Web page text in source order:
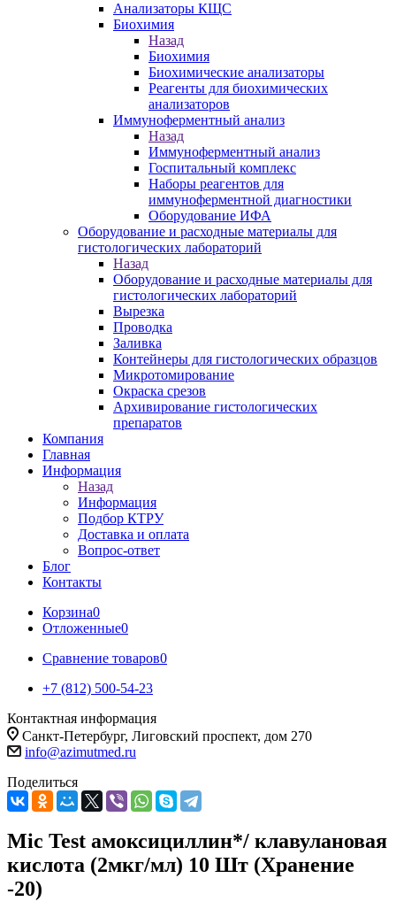
Анализаторы КЩС
Биохимия
Назад
Биохимия
Биохимические анализаторы
Реагенты для биохимических
анализаторов
Иммуноферментный анализ
Назад
Иммуноферментный анализ
Госпитальный комплекс
Наборы реагентов для
иммуноферментной диагностики
Оборудование ИФА
Оборудование и расходные материалы для
гистологических лабораторий
Назад
Оборудование и расходные материалы для
гистологических лабораторий
Вырезка
Проводка
Заливка
Контейнеры для гистологических образцов
Микротомирование
Окраска срезов
Архивирование гистологических
препаратов
Компания
Главная
Информация
Назад
Информация
Подбор КТРУ
Доставка и оплата
Вопрос-ответ
Блог
Контакты
Корзина0
Отложенные0
Сравнение товаров0
+7 (812) 500-54-23
Контактная информация
Санкт-Петербург, Лиговский проспект, дом 270
info@azimutmed.ru
Поделиться
Mic Test амоксициллин*/ клавулановая
кислота (2мкг/мл) 10 Шт (Хранение
-20)